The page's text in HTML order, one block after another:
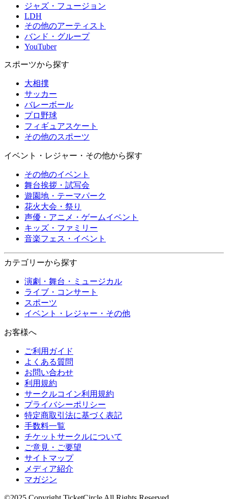
ジャズ・フュージョン
LDH
その他のアーティスト
バンド・グループ
YouTuber
スポーツから探す
大相撲
サッカー
バレーボール
プロ野球
フィギュアスケート
その他のスポーツ
イベント・レジャー・その他から探す
その他のイベント
舞台挨拶・試写会
遊園地・テーマパーク
花火大会・祭り
声優・アニメ・ゲームイベント
キッズ・ファミリー
音楽フェス・イベント
カテゴリーから探す
演劇・舞台・ミュージカル
ライブ・コンサート
スポーツ
イベント・レジャー・その他
お客様へ
ご利用ガイド
よくある質問
お問い合わせ
利用規約
サークルコイン利用規約
プライバシーポリシー
特定商取引法に基づく表記
手数料一覧
チケットサークルについて
ご意見・ご要望
サイトマップ
メディア紹介
マガジン